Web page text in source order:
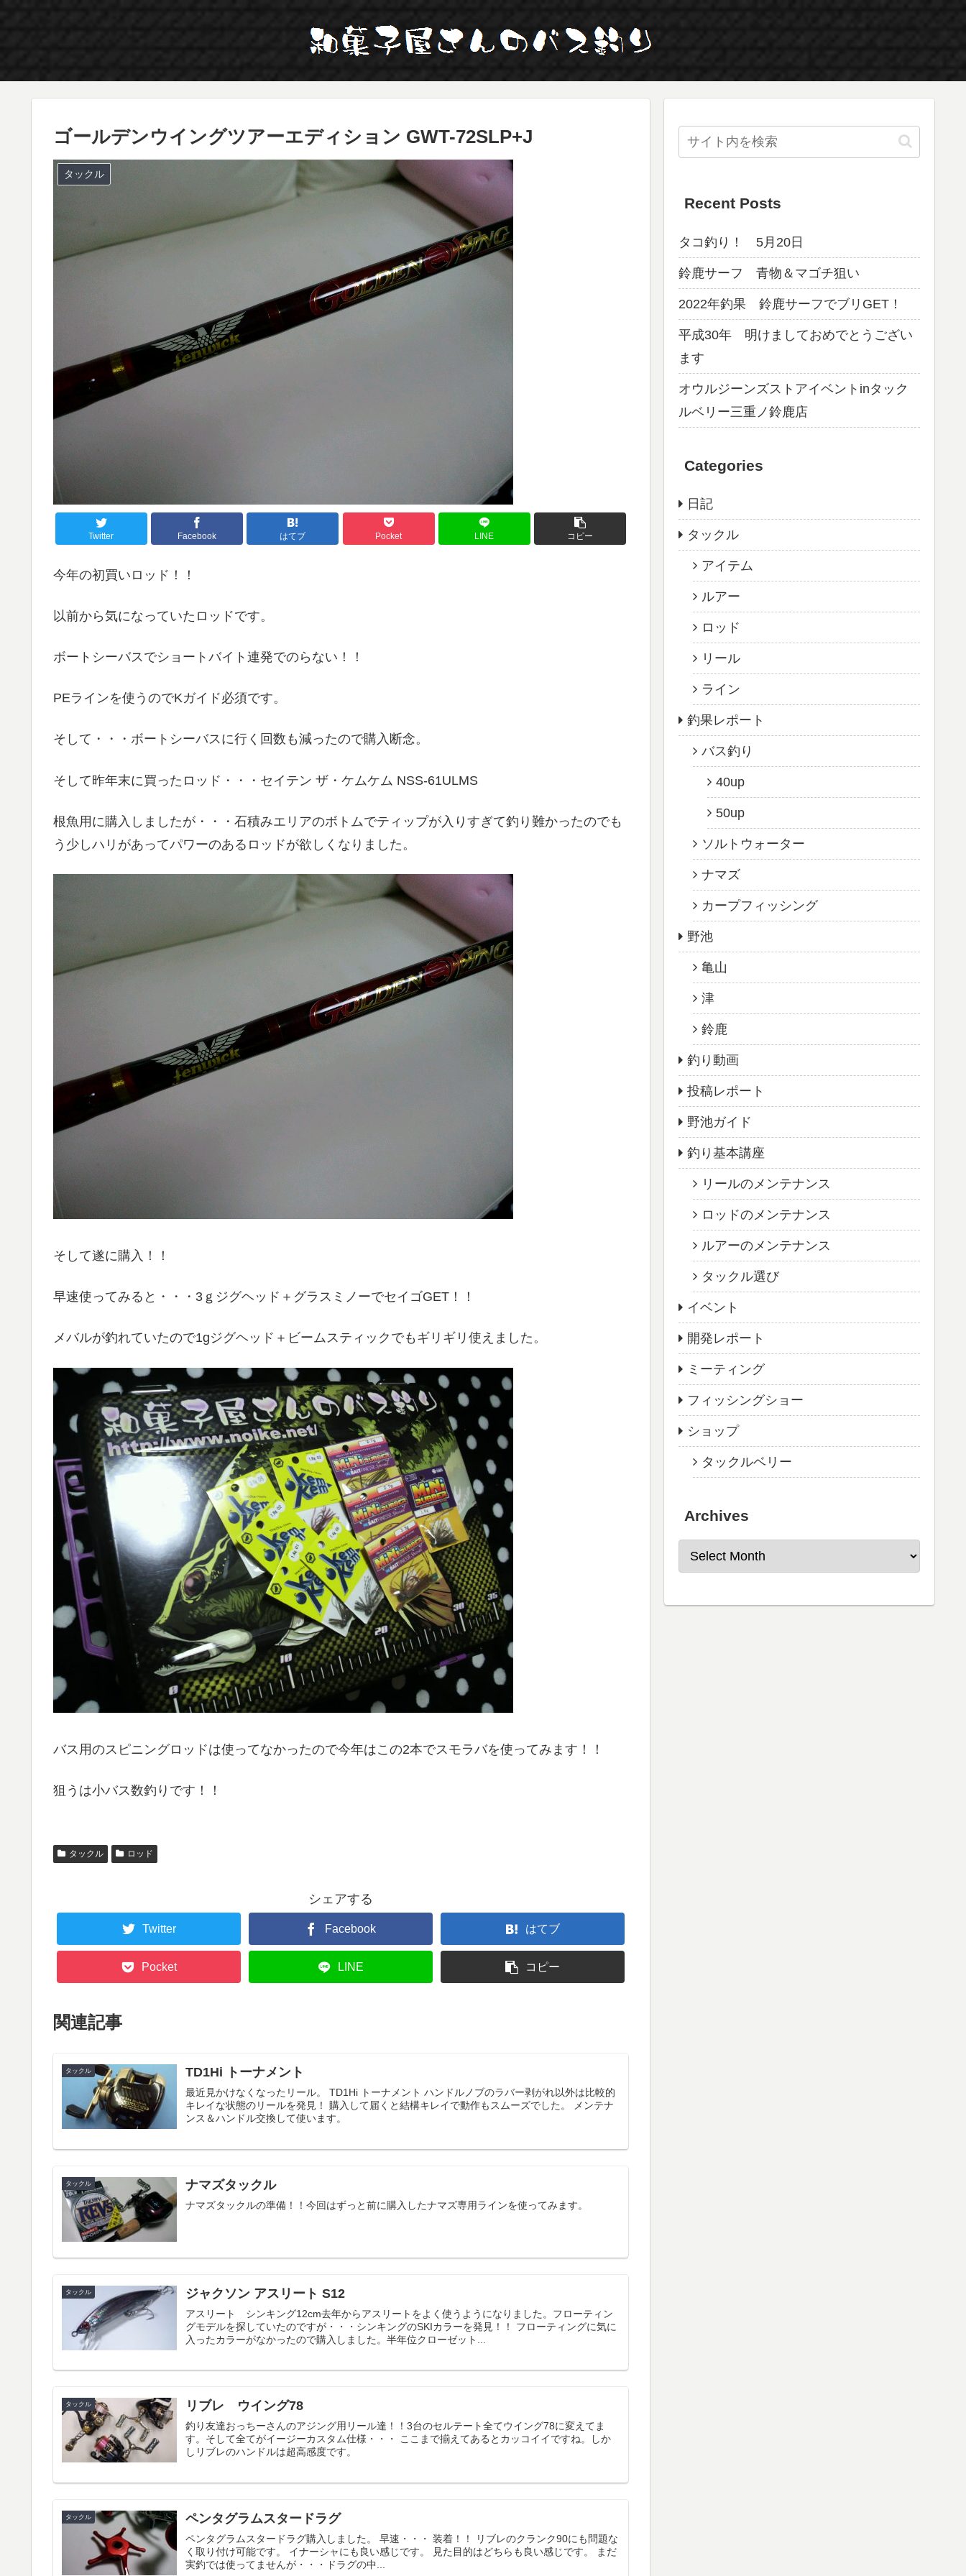
ゴールデンウイングツアーエディション GWT-72SLP+J
タックル
Twitter Facebook はてブ Pocket LINE コピー
今年の初買いロッド！！
以前から気になっていたロッドです。
ボートシーバスでショートバイト連発でのらない！！
PEラインを使うのでKガイド必須です。
そして・・・ボートシーバスに行く回数も減ったので購入断念。
そして昨年末に買ったロッド・・・セイテン ザ・ケムケム NSS-61ULMS
根魚用に購入しましたが・・・石積みエリアのボトムでティップが入りすぎて釣り難かったのでも
う少しハリがあってパワーのあるロッドが欲しくなりました。
そして遂に購入！！
早速使ってみると・・・3ｇジグヘッド＋グラスミノーでセイゴGET！！
メバルが釣れていたので1gジグヘッド＋ビームスティックでもギリギリ使えました。
バス用のスピニングロッドは使ってなかったので今年はこの2本でスモラバを使ってみます！！
狙うは小バス数釣りです！！
タックル ロッド
シェアする
Twitter Facebook はてブ
Pocket LINE コピー
関連記事
タックル TD1Hi トーナメント
最近見かけなくなったリール。 TD1Hi トーナメント ハンドルノブのラバー剥がれ以外は比較的
キレイな状態のリールを発見！ 購入して届くと結構キレイで動作もスムーズでした。 メンテナ
ンス＆ハンドル交換して使います。
タックル ナマズタックル
ナマズタックルの準備！！今回はずっと前に購入したナマズ専用ラインを使ってみます。
タックル ジャクソン アスリート S12
アスリート シンキング12cm去年からアスリートをよく使うようになりました。フローティン
グモデルを探していたのですが・・・シンキングのSKIカラーを発見！！ フローティングに気に
入ったカラーがなかったので購入しました。半年位クローゼット...
タックル リブレ ウイング78
釣り友達おっちーさんのアジング用リール達！！3台のセルテート全てウイング78に変えてま
す。そして全てがイージーカスタム仕様・・・ ここまで揃えてあるとカッコイイですね。しか
しリブレのハンドルは超高感度です。
タックル ペンタグラムスタードラグ
ペンタグラムスタードラグ購入しました。 早速・・・ 装着！！ リブレのクランク90にも問題な
く取り付け可能です。 イナーシャにも良い感じです。 見た目的はどちらも良い感じです。 まだ
実釣では使ってませんが・・・ドラグの中...
Recent Posts
タコ釣り！ 5月20日
鈴鹿サーフ 青物＆マゴチ狙い
2022年釣果 鈴鹿サーフでブリGET！
平成30年 明けましておめでとうござい
ます
オウルジーンズストアイベントinタック
ルベリー三重ノ鈴鹿店
Categories
日記
タックル
アイテム
ルアー
ロッド
リール
ライン
釣果レポート
バス釣り
40up
50up
ソルトウォーター
ナマズ
カープフィッシング
野池
亀山
津
鈴鹿
釣り動画
投稿レポート
野池ガイド
釣り基本講座
リールのメンテナンス
ロッドのメンテナンス
ルアーのメンテナンス
タックル選び
イベント
開発レポート
ミーティング
フィッシングショー
ショップ
タックルベリー
Archives